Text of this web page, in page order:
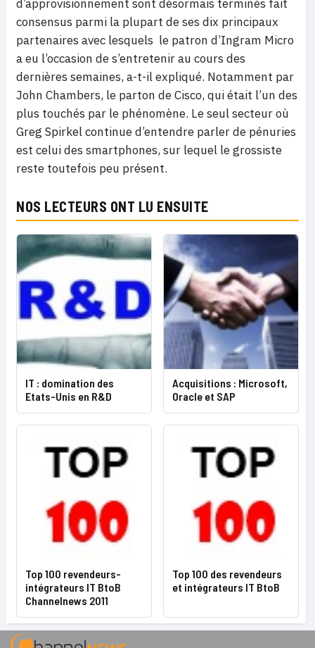
d’approvisionnement sont désormais terminés fait
consensus parmi la plupart de ses dix principaux
partenaires avec lesquels le patron d’Ingram Micro
a eu l’occasion de s’entretenir au cours des
dernières semaines, a-t-il expliqué. Notamment par
John Chambers, le parton de Cisco, qui était l’un des
plus touchés par le phénomène. Le seul secteur où
Greg Spirkel continue d’entendre parler de pénuries
est celui des smartphones, sur lequel le grossiste
reste toutefois peu présent.
NOS LECTEURS ONT LU ENSUITE
IT : domination des
Etats-Unis en R&D
Acquisitions : Microsoft,
Oracle et SAP
Top 100 revendeurs-
intégrateurs IT BtoB
Channelnews 2011
Top 100 des revendeurs
et intégrateurs IT BtoB